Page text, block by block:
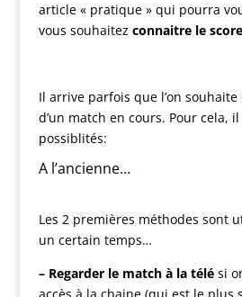
article « pratique » qui pourra
vous souhaitez connaitre le
Il arrive parfois que l’on
d’un match en cours. Pour cela,
possiblités:
A l’ancienne…
Les 2 premières méthodes sont
un certain temps…
– Regarder le match à la télési